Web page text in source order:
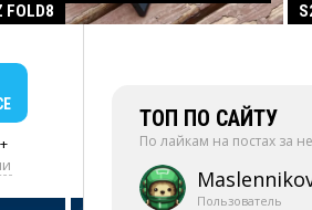
FOLD8
ТОП ПО САЙТУ
По лайкам на постах за
Пользователь